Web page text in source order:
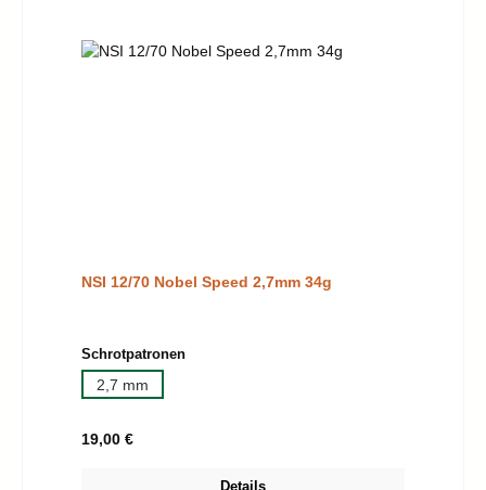
NSI 12/70 Nobel Speed 2,7mm 34g
Schrotpatronenauswählen
2,7 mm
Regulärer Preis:
19,00 €
Details